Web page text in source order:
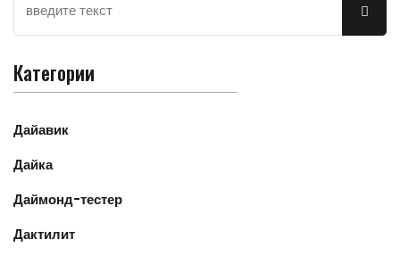
Категории
Дайавик
Дайка
Даймонд-тестер
Дактилит